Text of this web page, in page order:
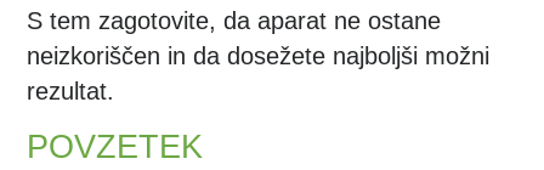
S tem zagotovite, da aparat ne ostane
neizkoriščen in da dosežete najboljši možni
rezultat.
POVZETEK